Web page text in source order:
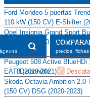
precios,
Disponible
Ford Mondeo 5 puertas
110 kW (150 CV) E-Shifter
Opel Insignia Grand Sport
Edition 1.5D 90 kW (122 CV)
(2020-2020)
Peugeot 508 Active BlueHDi
EAT8 (2019-2021)
Skoda Octavia Ambition 2.0
(150 CV) DSG (2020-2023)